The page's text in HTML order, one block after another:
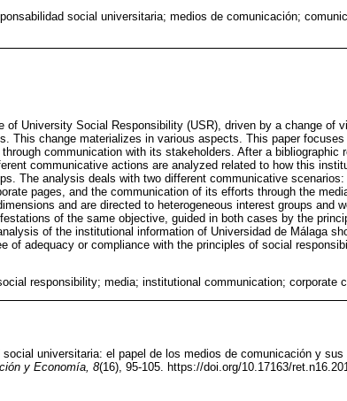
social universitaria; medios de comunicación;
of University Social Responsibility (USR), driven by a change of
This change materializes in various aspects. This paper focuses
communication with its stakeholders. After a bibliographic
communicative actions are analyzed related to how this
The analysis deals with two different communicative
pages, and the communication of its efforts through the
and are directed to heterogeneous interest groups and
of the same objective, guided in both cases by the
of the institutional information of Universidad de Málaga
of adequacy or compliance with the principles of social
responsibility; media; institutional communication; corporate
universitaria: el papel de los medios de comunicación y sus
y Economía, 8(16), 95-105. https://doi.org/10.17163/